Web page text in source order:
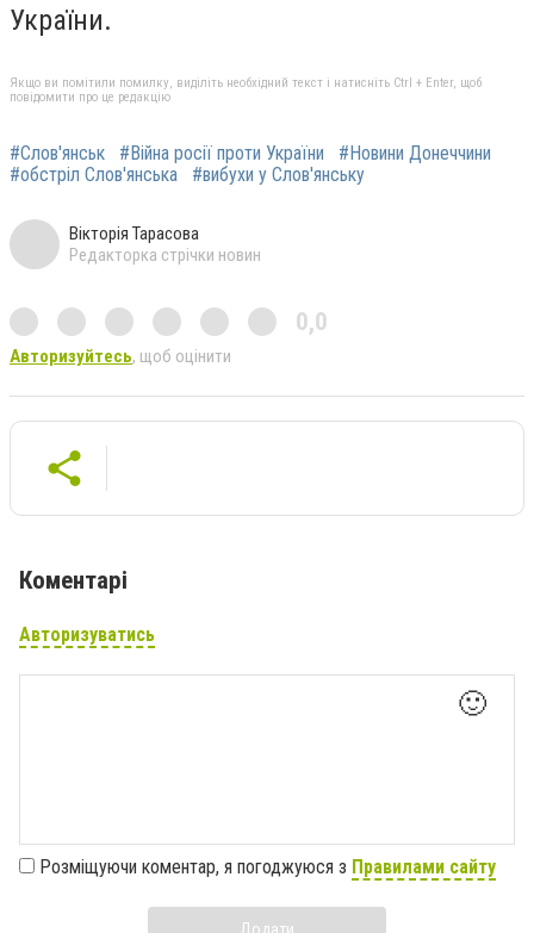
України.
Якщо ви помітили помилку, виділіть необхідний текст і натисніть Ctrl + Enter, щоб
повідомити про це редакцію
#Слов'янськ #Війна росії проти України
#Новини Донеччини
#обстріл Слов'янська
#вибухи у Слов'янську
Вікторія Тарасова
Редакторка стрічки новин
0,0
Авторизуйтесь, щоб оцінити
Коментарі
Авторизуватись
🙂
Розміщуючи коментар, я погоджуюся з Правилами сайту